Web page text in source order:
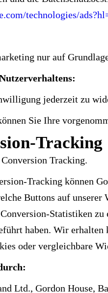
technologies/
nur auf
jederzeit zu
Sie Ihre
Tracking
Tracking.
Tracking können
Buttons auf
Statistiken
haben. Wir
oder vergleichbare
Ltd., Gordon House,